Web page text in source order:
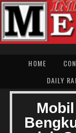
HOME
DAILY